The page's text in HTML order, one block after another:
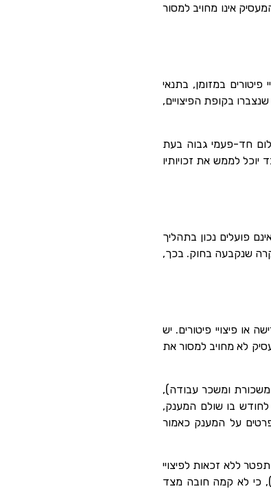
אינו מחויב למסור
פיטורים במזומן, בתנאי
בקופת הפיצויים,
חד-פעמי גבוה בעת
לקופת הפיצויים בטופס 161, וזאת כדי שהעובד יוכל לממש את זכויותיו
פועלים נכון בתהליך
התקרה שנקבעה בחוק. בכך,
למענק פרישה או פיצויי פיטורים. יש
לא מחויב למסור את
ממשכורת ומשכר עבודה),
פרישה, יגיש לפקיד השומה, בצירוף לטופס 0102 שהוא מגיש לחודש בו שולם המענק,
המענק ששילם, ואם מענק הפרישה שולם כאמור בתקנה 7(ב) יכלול טופס 0161 גם פרטים על המענק כאמור
שבו התובע התפטר ללא זכאות לפיצויי
(נבו 17.1.2019), כי לא קמה חובה מצד